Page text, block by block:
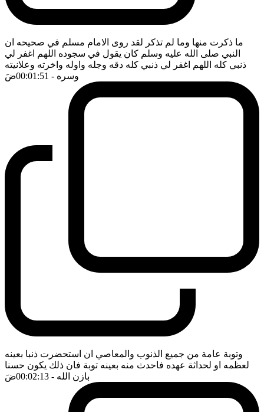
ما ذكرت منها وما لم تذكر لقد روى الامام مسلم في صحيحه ان
النبي صلى الله عليه وسلم كان يقول في سجوده اللهم اغفر لي
ذنبي كله اللهم اغفر لي ذنبي كله دقه وجله واوله واخرته وعلانيته
وسره - 00:01:51 ضَ
وتوبة عامة من جميع الذنوب والمعاصي ان استحضرت ذنبا بعينه
لعظمه او لحداثة عهده فاحدث منه بعينه توبة فان ذلك يكون حسنا
بازن الله - 00:02:13 ضَ